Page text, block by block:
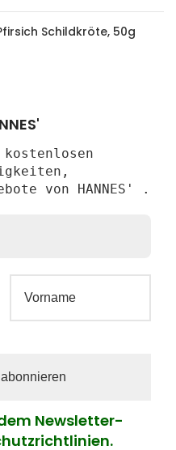
Schildkröte, 50g
von HANNES' .
Newsletter-